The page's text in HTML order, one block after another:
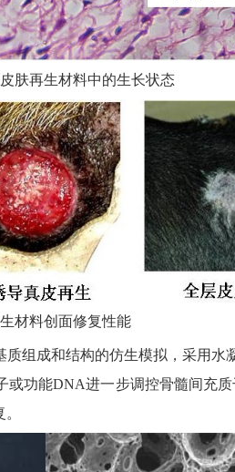
肤再生材料中的生长状态
材料创面修复性能
成和结构的仿生模拟，采用水
功能DNA进一步调控骨髓间充